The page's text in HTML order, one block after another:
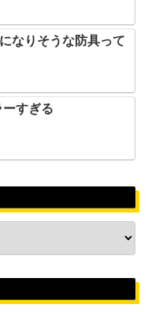
なりそうな防具って
すぎる